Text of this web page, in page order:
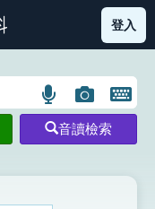
部首索引表圖示
登入
語
言
搜
示
圖
片
搜
開
鍵
圖
音讀檢索